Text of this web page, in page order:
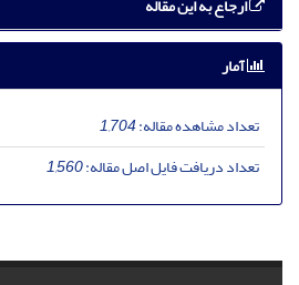
آمار
تعداد مشاهده مقاله:1,704
تعداد دریافت فایل اصل مقاله:1,560